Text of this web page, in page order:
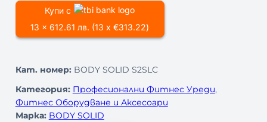
ч
с
о
з
а
Ф
Купи с
13 x 612.61 лв. (13 x €313.22)
Кат. номер: BODY SOLID S2SLC
Категория: Професионални Фитнес Уреди ,
Фитнес Оборудване и Аксесоари
Марка: BODY SOLID